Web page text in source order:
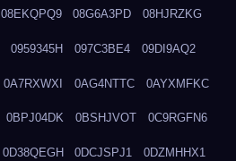
08EKQPQ9 08G6A3PD 08HJRZKG
0959345H 097C3BE4 09DI9AQ2
0A7RXWXI 0AG4NTTC 0AYXMFKC
0BPJ04DK 0BSHJVOT 0C9RGFN6
0D38QEGH 0DCJSPJ1 0DZMHHX1